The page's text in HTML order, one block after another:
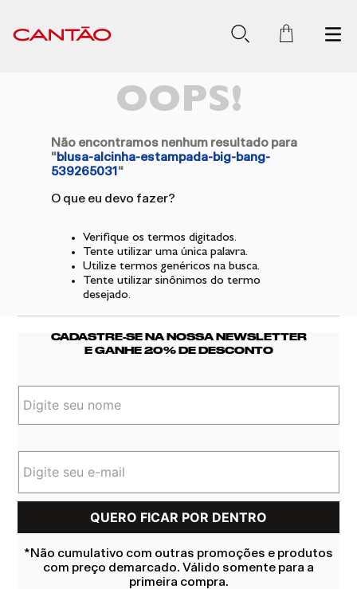
OOPS!
Não encontramos nenhum resultado para
"blusa-alcinha-estampada-big-bang-
539265031 "
O que eu devo fazer?
Verifique os termos digitados.
Tente utilizar uma única palavra.
Utilize termos genéricos na busca.
Tente utilizar sinônimos do termo
desejado.
CADASTRE-SE NA NOSSA NEWSLETTER
E GANHE 20% DE DESCONTO
*Não cumulativo com outras promoções e produtos
com preço demarcado. Válido somente para a
primeira compra.